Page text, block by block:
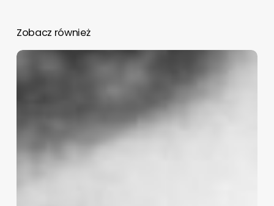
Zobacz również